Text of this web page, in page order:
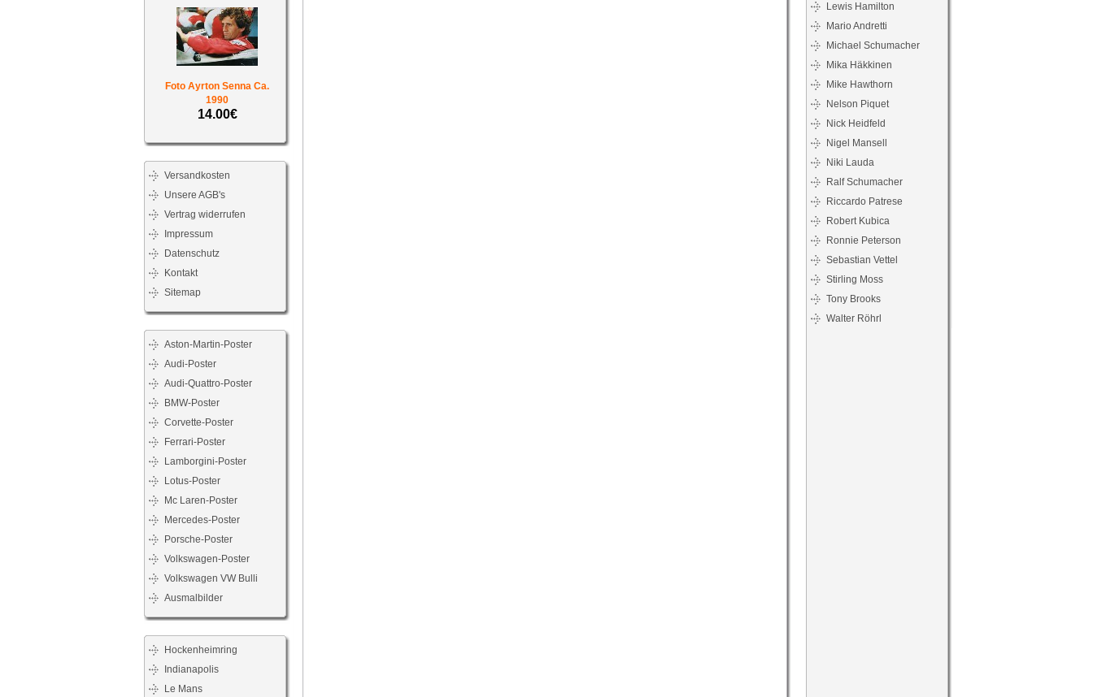
Foto Ayrton Senna Ca.
1990
14.00€
Versandkosten
Unsere AGB's
Vertrag widerrufen
Impressum
Datenschutz
Kontakt
Sitemap
Aston-Martin-Poster
Audi-Poster
Audi-Quattro-Poster
BMW-Poster
Corvette-Poster
Ferrari-Poster
Lamborgini-Poster
Lotus-Poster
Mc Laren-Poster
Mercedes-Poster
Porsche-Poster
Volkswagen-Poster
Volkswagen VW Bulli
Ausmalbilder
Hockenheimring
Indianapolis
Le Mans
Lewis Hamilton
Mario Andretti
Michael Schumacher
Mika Häkkinen
Mike Hawthorn
Nelson Piquet
Nick Heidfeld
Nigel Mansell
Niki Lauda
Ralf Schumacher
Riccardo Patrese
Robert Kubica
Ronnie Peterson
Sebastian Vettel
Stirling Moss
Tony Brooks
Walter Röhrl